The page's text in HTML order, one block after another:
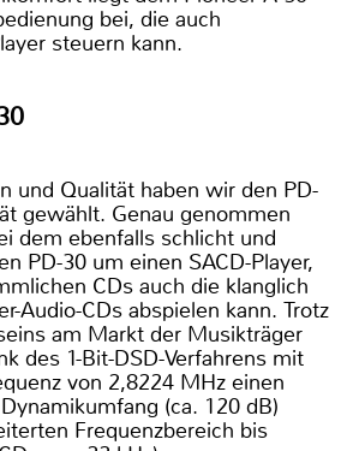
bei, die auch
steuern kann.
und Qualität haben wir den PD-
gewählt. Genau genommen
dem ebenfalls schlicht und
PD-30 um einen SACD-Player,
CDs auch die klanglich
Audio-CDs abspielen kann. Trotz
am Markt der Musikträger
des 1-Bit-DSD-Verfahrens mit
von 2,8224 MHz einen
(ca. 120 dB)
Frequenzbereich bis